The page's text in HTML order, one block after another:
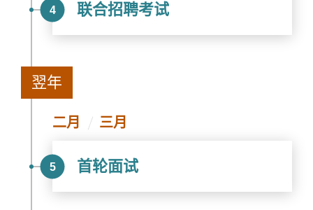
4 联合招聘考试
翌年
二月 三月
5 首轮面试